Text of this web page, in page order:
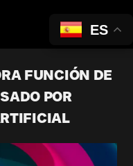
FUNCIÓN DE
POR
ES